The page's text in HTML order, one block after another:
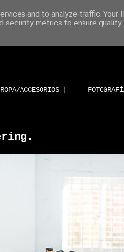
ROPA/ACCESORIOS |
and to analyze traffic. Your
security metrics to ensure